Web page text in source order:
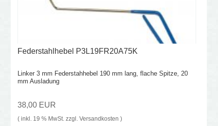
Federstahlhebel P3L19FR20A75K
Linker 3 mm Federstahhebel 190 mm lang, flache Spitze, 20
mm Ausladung
38,00 EUR
( inkl. 19 % MwSt. zzgl. Versandkosten )